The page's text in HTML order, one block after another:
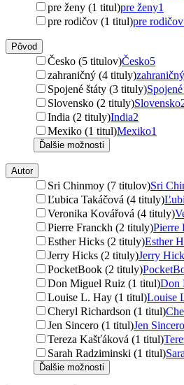
pre ženy (1 titul)pre ženy1
pre rodičov (1 titul)pre rodičov
Pôvod
Česko (5 titulov)Česko5
zahraničný (4 tituly)zahraničný
Spojené štáty (3 tituly)
Slovensko (2 tituly)Slovensko
India (2 tituly)India2
Mexiko (1 titul)Mexiko1
Ďalšie možnosti
Autor
Sri Chinmoy (7 titulov)Sri
Ľubica Takáčová (4 tituly)
Veronika Kovářová (4 tituly)
Pierre Franckh (2 tituly)Pierre
Esther Hicks (2 tituly)Esther
Jerry Hicks (2 tituly)Jerry
PocketBook (2 tituly)
Don Miguel Ruiz (1 titul)Don
Louise L. Hay (1 titul)Louise
Cheryl Richardson (1 titul)
Jen Sincero (1 titul)Jen Sincero
Tereza Kašťáková (1 titul)
Sarah Radziminski (1 titul)
Ďalšie možnosti